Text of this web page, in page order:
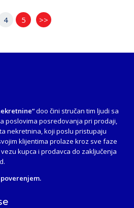
4 5 >>
doo čini stručan tim ljudi sa
poslovima posredovanja pri prodaji,
nekretnina, koji poslu pristupaju
klijentima prolaze kroz sve faze
kupca i prodavca do zaključenja